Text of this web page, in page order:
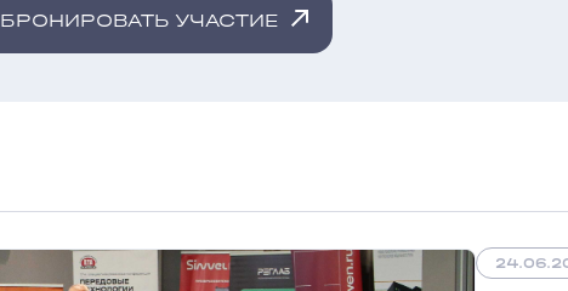
БРОНИРОВАТЬ УЧАСТИЕ